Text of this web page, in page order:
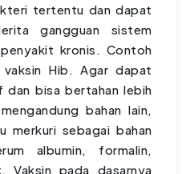
tertentu dan dapat
gangguan sistem
kronis. Contoh
Hib. Agar dapat
bisa bertahan lebih
bahan lain,
merkuri sebagai bahan
albumin, formalin,
Vaksin pada dasarnya